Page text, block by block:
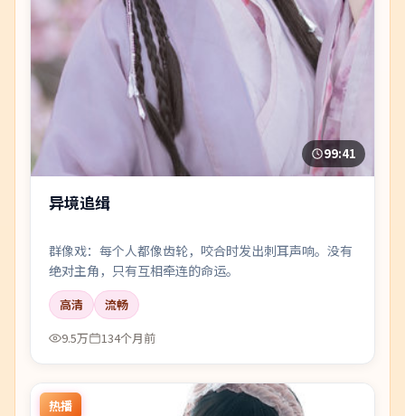
99:41
异境追缉
群像戏：每个人都像齿轮，咬合时发出刺耳声响。没有
绝对主角，只有互相牵连的命运。
高清
流畅
9.5万
134个月前
热播